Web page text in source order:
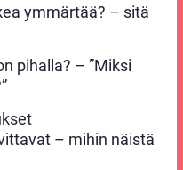
ymmärtää? – sitä
pihalla? – ”Miksi
– mihin näistä